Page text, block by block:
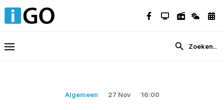
Algemeen 27 Nov 16:00